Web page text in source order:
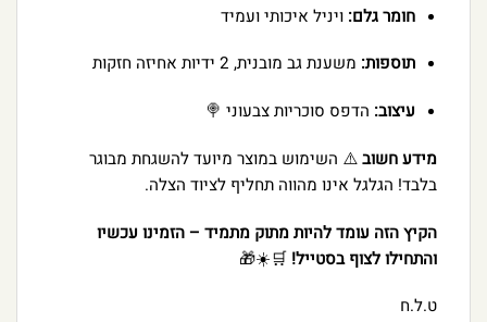
חומר גלם: ויניל איכותי ועמיד
תוספות: משענת גב מובנית,2 ידיות אחיזה חזקות
עיצוב: הדפס סוכריות צבעוני 🍭
מידע חשוב⚠️ השימוש במוצר מיועד להשגחת מבוגר
בלבד! הגלגל אינו מהווה תחליף לציוד הצלה.
הקיץ הזה עומד להיות מתוק מתמיד – הזמינו עכשיו
והתחילו לצוף בסטייל! 🛒☀️🎁
ט.ל.ח